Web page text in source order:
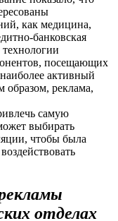
как медицина,
банковская
посещающих
наиболее активный
образом, реклама,
самую
выбирать
чтобы была
отделах